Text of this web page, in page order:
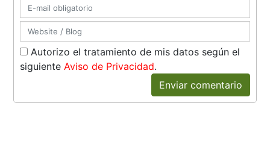
Autorizo el tratamiento de mis datos según el
siguienteAviso de Privacidad.
Enviar comentario